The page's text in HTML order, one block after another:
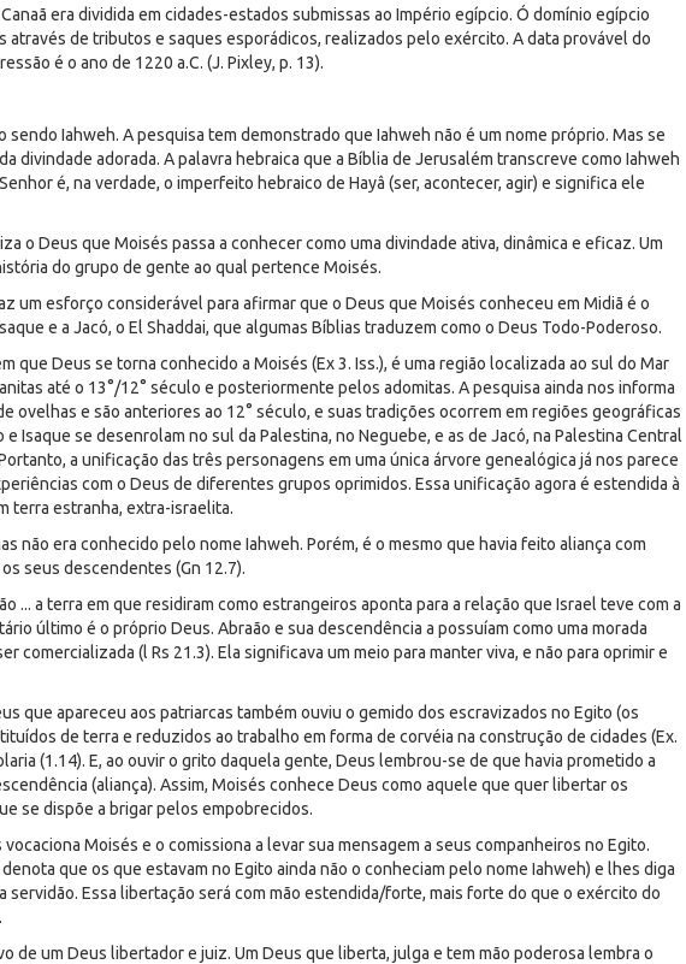
era dividida em cidades-estados submissas ao Império egípcio. Ó domínio egípcio
através de tributos e saques esporádicos, realizados pelo exército. A data provável do
é o ano de 1220 a.C. (J. Pixley, p. 13).
sendo Iahweh. A pesquisa tem demonstrado que Iahweh não é um nome próprio. Mas se
divindade adorada. A palavra hebraica que a Bíblia de Jerusalém transcreve como Iahweh
é, na verdade, o imperfeito hebraico de Hayâ (ser, acontecer, agir) e significa ele
o Deus que Moisés passa a conhecer como uma divindade ativa, dinâmica e eficaz. Um
do grupo de gente ao qual pertence Moisés.
um esforço considerável para afirmar que o Deus que Moisés conheceu em Midiã é o
e a Jacó, o El Shaddai, que algumas Bíblias traduzem como o Deus Todo-Poderoso.
que Deus se torna conhecido a Moisés (Ex 3. Iss.), é uma região localizada ao sul do Mar
até o 13°/12° século e posteriormente pelos adomitas. A pesquisa ainda nos informa
ovelhas e são anteriores ao 12° século, e suas tradições ocorrem em regiões geográficas
Isaque se desenrolam no sul da Palestina, no Neguebe, e as de Jacó, na Palestina Central
a unificação das três personagens em uma única árvore genealógica já nos parece
com o Deus de diferentes grupos oprimidos. Essa unificação agora é estendida à
terra estranha, extra-israelita.
não era conhecido pelo nome Iahweh. Porém, é o mesmo que havia feito aliança com
seus descendentes (Gn 12.7).
... a terra em que residiram como estrangeiros aponta para a relação que Israel teve com a
último é o próprio Deus. Abraão e sua descendência a possuíam como uma morada
comercializada (l Rs 21.3). Ela significava um meio para manter viva, e não para oprimir e
que apareceu aos patriarcas também ouviu o gemido dos escravizados no Egito (os
de terra e reduzidos ao trabalho em forma de corvéia na construção de cidades (Ex.
(1.14). E, ao ouvir o grito daquela gente, Deus lembrou-se de que havia prometido a
(aliança). Assim, Moisés conhece Deus como aquele que quer libertar os
se dispõe a brigar pelos empobrecidos.
Moisés e o comissiona a levar sua mensagem a seus companheiros no Egito.
que os que estavam no Egito ainda não o conheciam pelo nome Iahweh) e lhes diga
servidão. Essa libertação será com mão estendida/forte, mais forte do que o exército do
de um Deus libertador e juiz. Um Deus que liberta, julga e tem mão poderosa lembra o